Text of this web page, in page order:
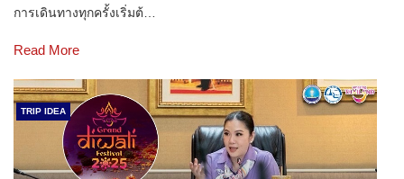
การเดินทางทุกครั้งเริ่มต้…
Read More
TRIP IDEA